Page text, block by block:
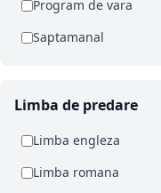
Program de vara
Saptamanal
Limba de predare
Limba engleza
Limba romana